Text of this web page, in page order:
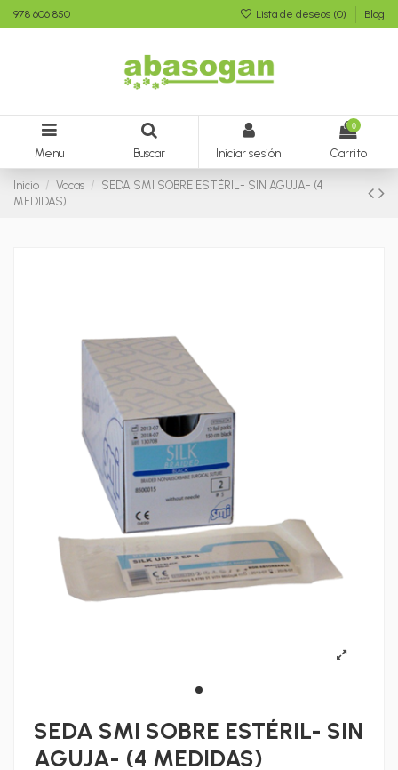
978 606 850 Lista de deseos (0) Blog
Menu Buscar Iniciar sesión
0
Carrito
Inicio Vacas
SEDA SMI SOBRE ESTÉRIL- SIN AGUJA- (4
MEDIDAS)
SEDA SMI SOBRE ESTÉRIL- SIN
AGUJA- (4 MEDIDAS)